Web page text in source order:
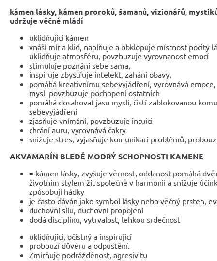
kámen lásky, kámen proroků, šamanů, vizionářů,
udržuje věčné mládí
uklidňující kámen
vnáší mír a klid, naplňuje a obklopuje místnost pocity
uklidňuje atmosféru, povzbuzuje vyrovnanost emocí
stimuluje poznání sebe sama,
inspiruje zbystřuje intelekt, zahání obavy,
pomáhá kreativnímu sebevyjádření, vyrovnává
mysl, povzbuzuje pochopení ostatních
pomáhá dosahovat jasu mysli, čistí zablokovanou
sebevyjádření
zjasňuje vnímání, povzbuzuje intuici
chrání auru, vyrovnává čakry
snižuje stres, vyjasňuje komunikaci problémů,
AKVAMARÍN BLEDĚ MODRÝ SCHOPNOSTI KAMENE
= kámen lásky, zvyšuje věrnost, oddanost pomáhá
životním stylem žít společně v harmonii a snižuje
způsobují hádky
je často dáván jako symbol lásky nebo věčný prsten,
duchovní sílu, duchovní propojení
dodá disciplínu, vytrvalost, lehkou srdečnost
uklidňující, očistný a inspirující
probouzí důvěru a odpuštění.
Zmírňuje podrážděnost, agresivitu